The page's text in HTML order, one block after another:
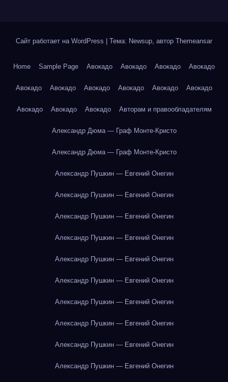
Сайт работает на WordPress Тема: Newsup, автор Themeansar
Home Sample Page Авокадо Авокадо Авокадо Авокадо
Авокадо Авокадо Авокадо Авокадо Авокадо Авокадо
Авокадо Авокадо Авокадо Авторам и правообладателям
Александр Дюма — Граф Монте-Кристо
Александр Дюма — Граф Монте-Кристо
Александр Пушкин — Евгений Онегин
Александр Пушкин — Евгений Онегин
Александр Пушкин — Евгений Онегин
Александр Пушкин — Евгений Онегин
Александр Пушкин — Евгений Онегин
Александр Пушкин — Евгений Онегин
Александр Пушкин — Евгений Онегин
Александр Пушкин — Евгений Онегин
Александр Пушкин — Евгений Онегин
Александр Пушкин — Евгений Онегин